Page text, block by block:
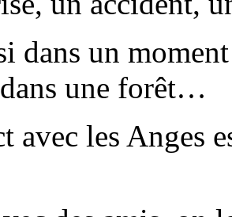
dans un
une forêt…
avec les Anges